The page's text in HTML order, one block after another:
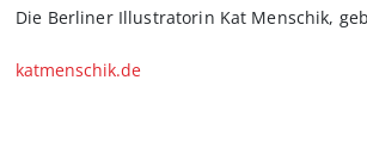
Die Berliner Illustratorin Kat Menschik,
katmenschik.de